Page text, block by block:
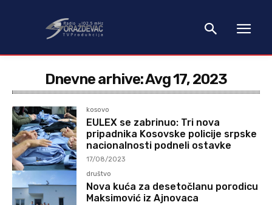
Dnevne arhive: Avg 17, 2023
kosovo
EULEX se zabrinuo: Tri nova
pripadnika Kosovske policije srpske
nacionalnosti podneli ostavke
17/08/2023
društvo
Nova kuća za desetočlanu porodicu
Maksimović iz Ajnovaca